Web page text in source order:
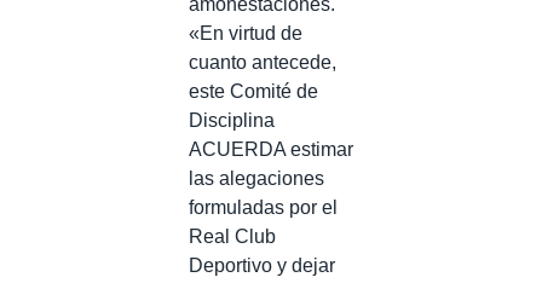
amonestaciones.
«En virtud de
cuanto antecede,
este Comité de
Disciplina
ACUERDA estimar
las alegaciones
formuladas por el
Real Club
Deportivo y dejar